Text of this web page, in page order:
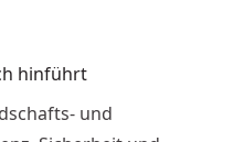
hinführt
und